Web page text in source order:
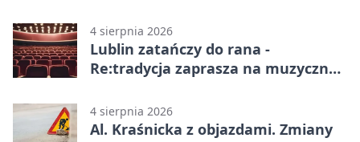
4 sierpnia 2026
Lublin zatańczy do rana -
Re:tradycja zaprasza na muzyczną
4 sierpnia 2026
Al. Kraśnicka z objazdami. Zmiany